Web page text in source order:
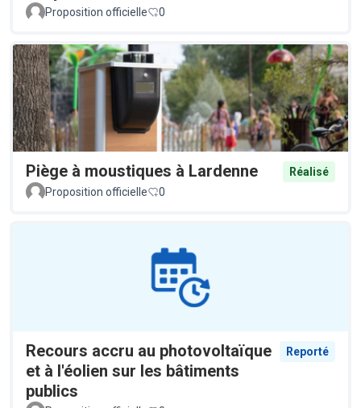
Proposition officielle 0
Piège à moustiques à Lardenne
Réalisé
Proposition officielle
0
Recours accru au photovoltaïque
et à l'éolien sur les bâtiments
publics
Reporté